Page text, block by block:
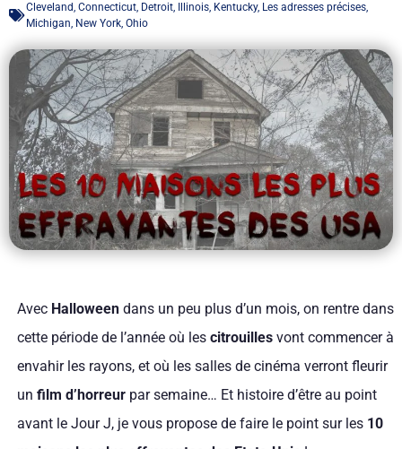
Cleveland, Connecticut, Detroit, Illinois, Kentucky, Les adresses précises,
Michigan, New York, Ohio
Avec Halloweendans un peu plus d’un mois, on rentre dans
cette période de l’année où les citrouillesvont commencer à
envahir les rayons, et où les salles de cinéma verront fleurir
un film d’horreurpar semaine… Et histoire d’être au point
avant le Jour J, je vous propose de faire le point sur les 10